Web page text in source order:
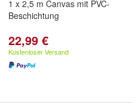
1 x 2,5 m Canvas mit PVC-
Beschichtung
22,99 €
Kostenloser Versand